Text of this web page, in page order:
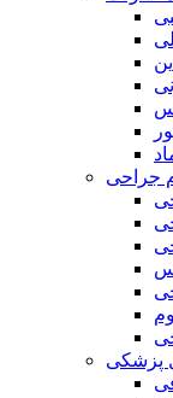
جراحی
پزشکی